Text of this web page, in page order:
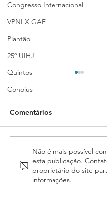
Congresso Internacional
VPNI X GAE
Plantão
25º UIHJ
Quintos
Conojus
Assembleia da
GO aprova contas
entidade e elege
delegados para o 7º
Comentários
Não é mais possível
esta publicação.
proprietário do site
informações.